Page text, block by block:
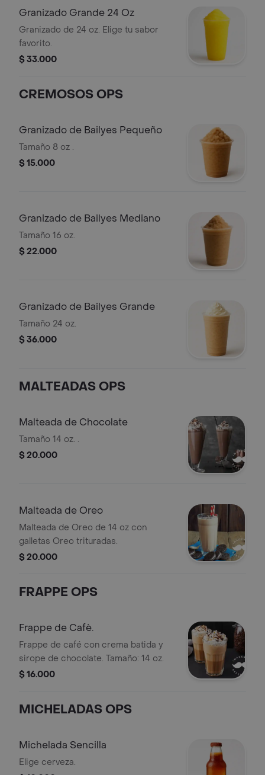
Granizado Grande 24 Oz
Granizado de 24 oz. Elige tu sabor
favorito.
$ 33.000
CREMOSOS OPS
Granizado de Bailyes Pequeño
Tamaño 8 oz .
$ 15.000
Granizado de Bailyes Mediano
Tamaño 16 oz.
$ 22.000
Granizado de Bailyes Grande
Tamaño 24 oz.
$ 36.000
MALTEADAS OPS
Malteada de Chocolate
Tamaño 14 oz. .
$ 20.000
Malteada de Oreo
Malteada de Oreo de 14 oz con
galletas Oreo trituradas.
$ 20.000
FRAPPE OPS
Frappe de Cafè.
Frappe de café con crema batida y
sirope de chocolate. Tamaño: 14 oz.
$ 16.000
MICHELADAS OPS
Michelada Sencilla
Elige cerveza.